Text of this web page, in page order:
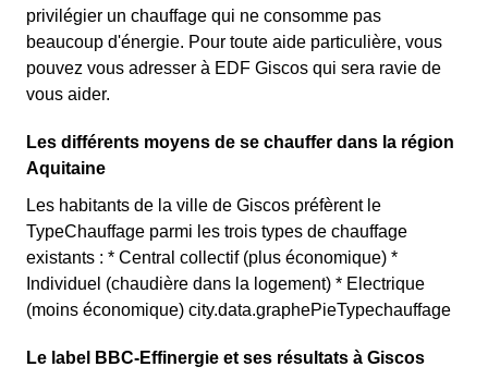
privilégier un chauffage qui ne consomme pas
beaucoup d'énergie. Pour toute aide particulière, vous
pouvez vous adresser à EDF Giscos qui sera ravie de
vous aider.
Les différents moyens de se chauffer dans la région
Aquitaine
Les habitants de la ville de Giscos préfèrent le
TypeChauffage parmi les trois types de chauffage
existants : * Central collectif (plus économique) *
Individuel (chaudière dans la logement) * Electrique
(moins économique) city.data.graphePieTypechauffage
Le label BBC-Effinergie et ses résultats à Giscos